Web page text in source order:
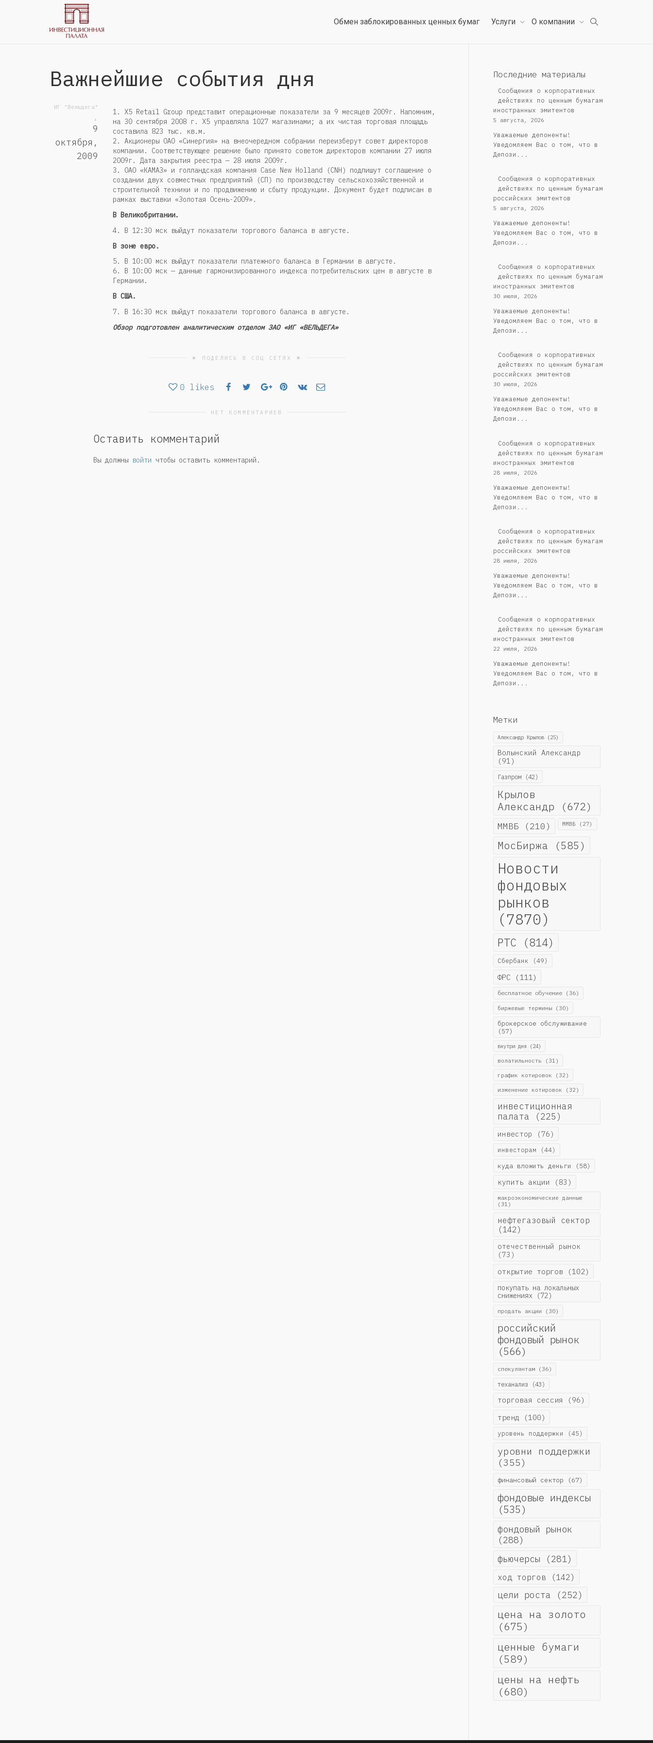
Обмен заблокированных ценных бумаг Услуги О компании
Важнейшие события дня
ИГ "Вельдега"
,
9
октября,
2009
1. X5 Retail Group представит операционные показатели за 9 месяцев 2009г. Напомним,
на 30 сентября 2008 г. X5 управляла 1027 магазинами; а их чистая торговая площадь
составила 823 тыс. кв.м.
2. Акционеры ОАО «Синергия» на внеочередном собрании переизберут совет директоров
компании. Соответствующее решение было принято советом директоров компании 27 июля
2009г. Дата закрытия реестра — 28 июля 2009г.
3. ОАО «КАМАЗ» и голландская компания Case New Holland (CNH) подпишут соглашение о
создании двух совместных предприятий (СП) по производству сельскохозяйственной и
строительной техники и по продвижению и сбыту продукции. Документ будет подписан в
рамках выставки «Золотая Осень-2009».
В Великобритании.
4. В 12:30 мск выйдут показатели торгового баланса в августе.
В зоне евро.
5. В 10:00 мск выйдут показатели платежного баланса в Германии в августе.
6. В 10:00 мск — данные гармонизированного индекса потребительских цен в августе в
Германии.
В США.
7. В 16:30 мск выйдут показатели торгового баланса в августе.
Обзор подготовлен аналитическим отделом ЗАО «ИГ «ВЕЛЬДЕГА»
☀ ПОДЕЛИСЬ В СОЦ СЕТЯХ ☀
0 likes
НЕТ КОММЕНТАРИЕВ
Оставить комментарий
Вы должны войти чтобы оставить комментарий.
Последние материалы
Сообщения о корпоративных
действиях по ценным бумагам
иностранных эмитентов
5 августа, 2026
Уважаемые депоненты!
Уведомляем Вас о том, что в
Депози...
Cообщения о корпоративных
действиях по ценным бумагам
российских эмитентов
5 августа, 2026
Уважаемые депоненты!
Уведомляем Вас о том, что в
Депози...
Сообщения о корпоративных
действиях по ценным бумагам
иностранных эмитентов
30 июля, 2026
Уважаемые депоненты!
Уведомляем Вас о том, что в
Депози...
Cообщения о корпоративных
действиях по ценным бумагам
российских эмитентов
30 июля, 2026
Уважаемые депоненты!
Уведомляем Вас о том, что в
Депози...
Сообщения о корпоративных
действиях по ценным бумагам
иностранных эмитентов
28 июля, 2026
Уважаемые депоненты!
Уведомляем Вас о том, что в
Депози...
Cообщения о корпоративных
действиях по ценным бумагам
российских эмитентов
28 июля, 2026
Уважаемые депоненты!
Уведомляем Вас о том, что в
Депози...
Сообщения о корпоративных
действиях по ценным бумагам
иностранных эмитентов
22 июля, 2026
Уважаемые депоненты!
Уведомляем Вас о том, что в
Депози...
Метки
Александр Крылов(25)
Волынский Александр
(91)
Газпром(42)
Крылов
Александр (672)
ММВБ (210) ММВБ (27)
МосБиржа (585)
Новости
фондовых
рынков
(7870)
РТС (814)
Сбербанк (49)
ФРС (111)
бесплатное обучение(36)
биржевые термины(30)
брокерское обслуживание
(57)
внутри дня (24)
волатильность (31)
график котировок (32)
изменение котировок (32)
инвестиционная
палата (225)
инвестор (76)
инвесторам (44)
куда вложить деньги (58)
купить акции (83)
макроэкономические данные
(31)
нефтегазовый сектор
(142)
отечественный рынок
(73)
открытие торгов (102)
покупать на локальных
снижениях(72)
продать акции (30)
российский
фондовый рынок
(566)
спекулянтам(36)
теханализ (43)
торговая сессия (96)
тренд (100)
уровень поддержки (45)
уровни поддержки
(355)
финансовый сектор (67)
фондовые индексы
(535)
фондовый рынок
(288)
фьючерсы (281)
ход торгов (142)
цели роста (252)
цена на золото
(675)
ценные бумаги
(589)
цены на нефть
(680)